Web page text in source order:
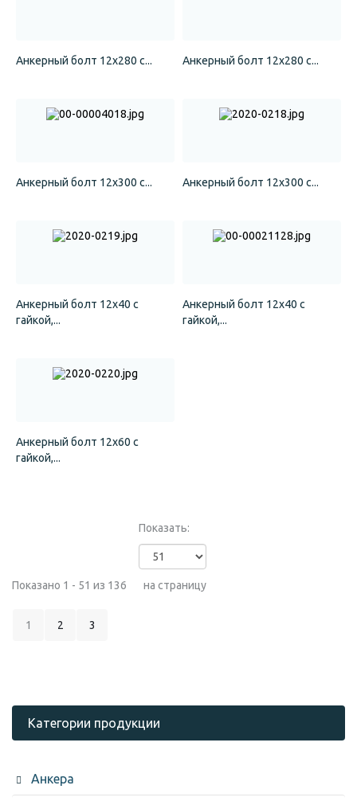
Анкерный болт 12х280 с... Анкерный болт 12х280 с...
Анкерный болт 12х300 с... Анкерный болт 12х300 с...
Анкерный болт 12х40 с
гайкой,...
Анкерный болт 12х40 с
гайкой,...
Анкерный болт 12х60 с
гайкой,...
Показано 1 - 51 из 136
Показать:
на страницу
1 2 3
Категории продукции
Анкера